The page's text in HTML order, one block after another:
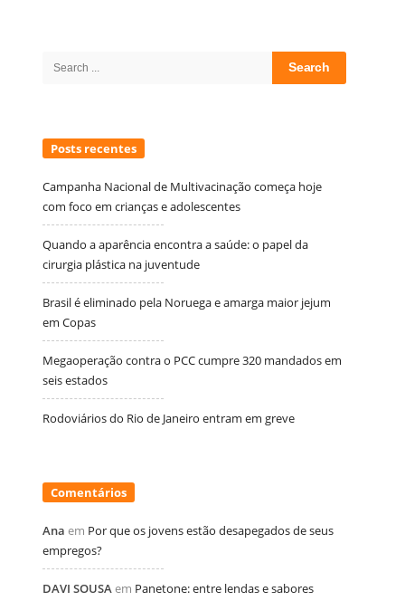
Search
Posts recentes
Campanha Nacional de Multivacinação começa hoje
com foco em crianças e adolescentes
Quando a aparência encontra a saúde: o papel da
cirurgia plástica na juventude
Brasil é eliminado pela Noruega e amarga maior jejum
em Copas
Megaoperação contra o PCC cumpre 320 mandados em
seis estados
Rodoviários do Rio de Janeiro entram em greve
Comentários
Ana em Por que os jovens estão desapegados de seus
empregos?
DAVI SOUSAem Panetone: entre lendas e sabores